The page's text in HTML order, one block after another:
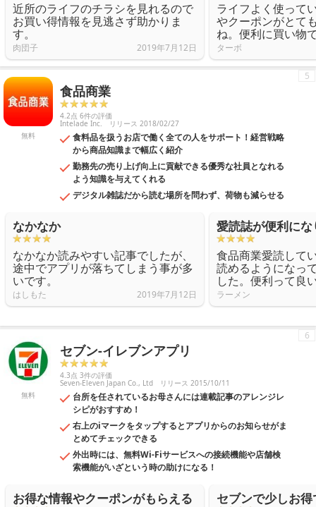
近所のライフのチラシを見れるので
お買い得情報を見逃さず助かりま
す。
肉団子 2019年7月12日
ライフよく使って
やクーポンがとて
ね。便利に買い物
ターボ
無料
食品商業
4.2点 6件の評価
Intelade Inc. リリース 2018/02/27
食料品を扱うお店で働く全ての人をサポート！経営戦略
から商品知識まで幅広く紹介
勤務先の売り上げ向上に貢献できる優秀な社員となれる
よう知識を与えてくれる
デジタル雑誌だから読む場所を問わず、荷物も減らせる
5
なかなか
なかなか読みやすい記事でしたが、
途中でアプリが落ちてしまう事が多
いです。
はしもた 2019年7月12日
愛読誌が便利に
食品商業愛読して
読めるようになっ
した。便利って良
ラーメン
無料
セブン‐イレブンアプリ
4.3点 3件の評価
Seven-Eleven Japan Co., Ltd リリース 2015/10/11
台所を任されているお母さんには連載記事のアレンジレ
シピがおすすめ！
右上のiマークをタップするとアプリからのお知らせがま
とめてチェックできる
外出時には、無料Wi-Fiサービスへの接続機能や店舗検
索機能がいざという時の助けになる！
6
お得な情報やクーポンがもらえる セブンで少しお得